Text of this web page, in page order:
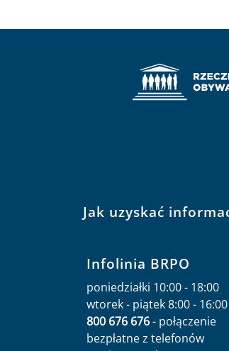
Jak uzyskać
Infolinia BRPO
poniedziałki 10:00 - 18:00
wtorek - piątek 8:00 - 16:00
800 676 676- połączenie
bezpłatne z telefonów